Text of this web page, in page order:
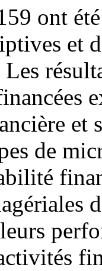
ont
et
et
de